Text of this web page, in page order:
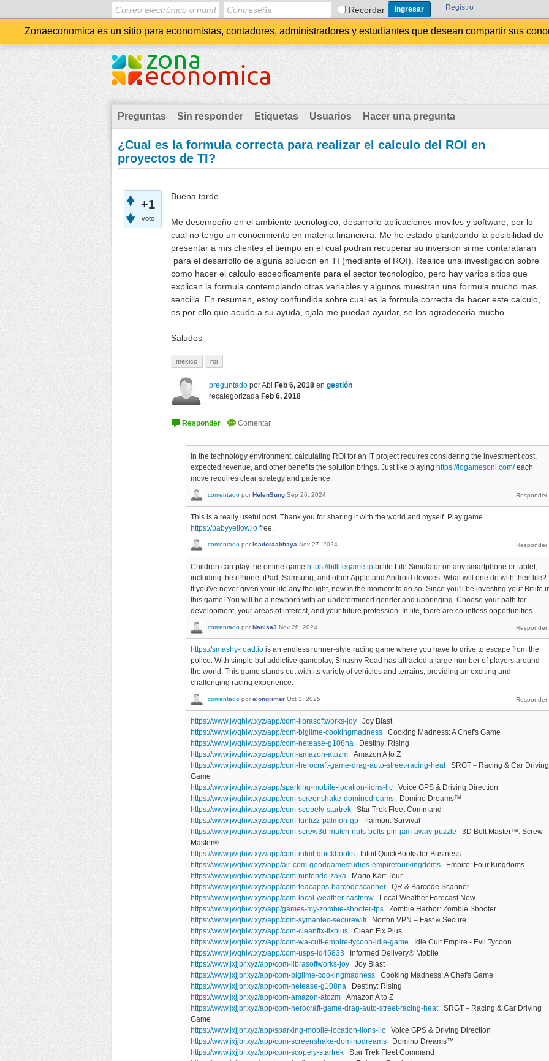
Recordar Registro
Zonaeconomica es un sitio para economistas, contadores, administradores y estudiantes que desean compartir sus
Preguntas Sin responder Etiquetas Usuarios Hacer una pregunta
¿Cual es la formula correcta para realizar el calculo del ROI en
proyectos de TI?
+1
voto
Buena tarde
Me desempeño en el ambiente tecnologico, desarrollo aplicaciones moviles y software, por lo
cual no tengo un conocimiento en materia financiera. Me he estado planteando la posibilidad de
presentar a mis clientes el tiempo en el cual podran recuperar su inversion si me contarataran
para el desarrollo de alguna solucion en TI (mediante el ROI). Realice una investigacion sobre
como hacer el calculo especificamente para el sector tecnologico, pero hay varios sitios que
explican la formula contemplando otras variables y algunos muestran una formula mucho mas
sencilla. En resumen, estoy confundida sobre cual es la formula correcta de hacer este calculo,
es por ello que acudo a su ayuda, ojala me puedan ayudar, se los agradeceria mucho.
Saludos
mexico roi
preguntado porAbi Feb 6, 2018 en gestión
recategorizada Feb 6, 2018
In the technology environment, calculating ROI for an IT project requires considering the investment cost,
expected revenue, and other benefits the solution brings. Just like playing https://iogamesonl.com/each
move requires clear strategy and patience.
comentado por HelenSung Sep 26, 2024
This is a really useful post. Thank you for sharing it with the world and myself. Play game
https://babyyellow.io free.
comentado por isadoraabhaya Nov 27, 2024
Children can play the online game https://bitlifegame.io bitlife Life Simulator on any smartphone or tablet,
including the iPhone, iPad, Samsung, and other Apple and Android devices. What will one do with their life?
If you've never given your life any thought, now is the moment to do so. Since you'll be investing your Bitlife
this game! You will be a newborn with an undetermined gender and upbringing. Choose your path for
development, your areas of interest, and your future profession. In life, there are countless opportunities.
comentado por Nanisa3 Nov 28, 2024
https://smashy-road.io is an endless runner-style racing game where you have to drive to escape from the
police. With simple but addictive gameplay, Smashy Road has attracted a large number of players around
the world. This game stands out with its variety of vehicles and terrains, providing an exciting and
challenging racing experience.
comentado por elongrimer Oct 3, 2025
https://www.jwqhiw.xyz/app/com-librasoftworks-joy Joy Blast
https://www.jwqhiw.xyz/app/com-biglime-cookingmadness Cooking Madness: A Chef's Game
https://www.jwqhiw.xyz/app/com-netease-g108na Destiny: Rising
https://www.jwqhiw.xyz/app/com-amazon-atozm Amazon A to Z
https://www.jwqhiw.xyz/app/com-herocraft-game-drag-auto-street-racing-heatSRGT－Racing & Car Driving
Game
https://www.jwqhiw.xyz/app/sparking-mobile-location-lions-llc Voice GPS & Driving Direction
https://www.jwqhiw.xyz/app/com-screenshake-dominodreams Domino Dreams™
https://www.jwqhiw.xyz/app/com-scopely-startrek Star Trek Fleet Command
https://www.jwqhiw.xyz/app/com-funfizz-palmon-gp Palmon: Survival
https://www.jwqhiw.xyz/app/com-screw3d-match-nuts-bolts-pin-jam-away-puzzle 3D Bolt Master™: Screw
Master®
https://www.jwqhiw.xyz/app/com-intuit-quickbooks Intuit QuickBooks for Business
https://www.jwqhiw.xyz/app/air-com-goodgamestudios-empirefourkingdoms Empire: Four Kingdoms
https://www.jwqhiw.xyz/app/com-nintendo-zaka Mario Kart Tour
https://www.jwqhiw.xyz/app/com-teacapps-barcodescanner QR & Barcode Scanner
https://www.jwqhiw.xyz/app/com-local-weather-castnow Local Weather Forecast Now
https://www.jwqhiw.xyz/app/games-my-zombie-shooter-fps Zombie Harbor: Zombie Shooter
https://www.jwqhiw.xyz/app/com-symantec-securewifi Norton VPN – Fast & Secure
https://www.jwqhiw.xyz/app/com-cleanfix-fixplus Clean Fix Plus
https://www.jwqhiw.xyz/app/com-wa-cult-empire-tycoon-idle-game Idle Cult Empire - Evil Tycoon
https://www.jwqhiw.xyz/app/com-usps-id45833 Informed Delivery® Mobile
https://www.jxjjbr.xyz/app/com-librasoftworks-joy Joy Blast
https://www.jxjjbr.xyz/app/com-biglime-cookingmadness Cooking Madness: A Chef's Game
https://www.jxjjbr.xyz/app/com-netease-g108na Destiny: Rising
https://www.jxjjbr.xyz/app/com-amazon-atozm Amazon A to Z
https://www.jxjjbr.xyz/app/com-herocraft-game-drag-auto-street-racing-heatSRGT－Racing & Car Driving
Game
https://www.jxjjbr.xyz/app/sparking-mobile-location-lions-llc Voice GPS & Driving Direction
https://www.jxjjbr.xyz/app/com-screenshake-dominodreams Domino Dreams™
https://www.jxjjbr.xyz/app/com-scopely-startrek Star Trek Fleet Command